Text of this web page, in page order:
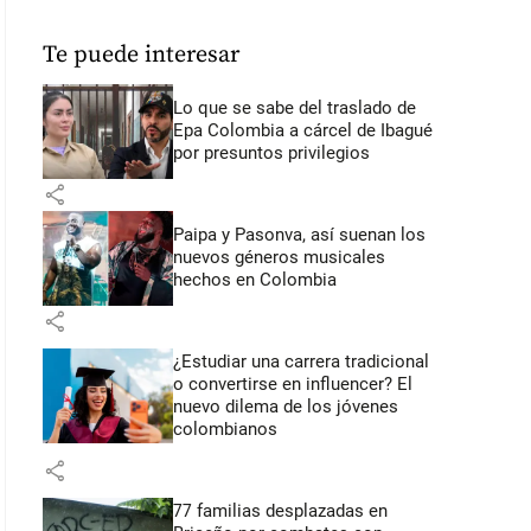
Te puede interesar
Lo que se sabe del traslado de
Epa Colombia a cárcel de Ibagué
por presuntos privilegios
share
Paipa y Pasonva, así suenan los
nuevos géneros musicales
hechos en Colombia
share
¿Estudiar una carrera tradicional
o convertirse en influencer? El
nuevo dilema de los jóvenes
colombianos
share
77 familias desplazadas en